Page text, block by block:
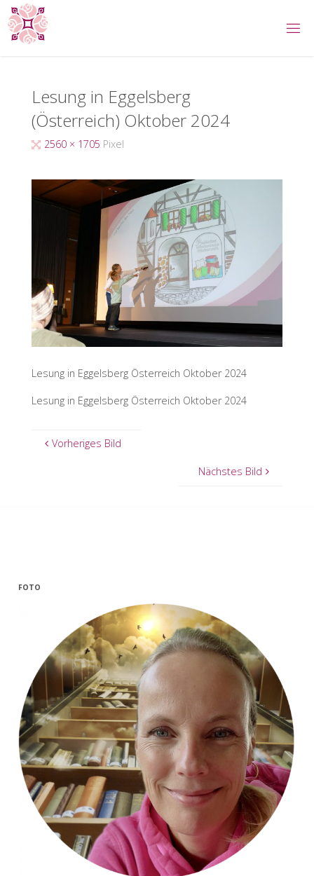
Zum
Inhalt
springen
Lesung in Eggelsberg
(Österreich) Oktober 2024
Originalgröße
2560 × 1705 Pixel
Lesung in Eggelsberg Österreich Oktober 2024
Lesung in Eggelsberg Österreich Oktober 2024
Vorheriges Bild
Nächstes Bild
FOTO